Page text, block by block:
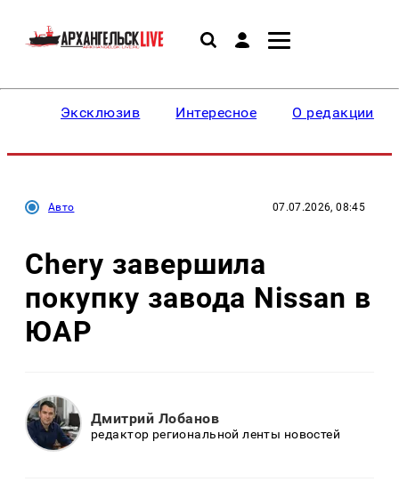
Эксклюзив Интересное О редакции
Авто 07.07.2026, 08:45
Chery завершила
покупку завода Nissan в
ЮАР
Дмитрий Лобанов
редактор региональной ленты новостей